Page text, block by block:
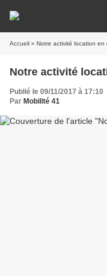
Accueil » Notre activité location en
Notre activité
Publié le 09/11/2017 à 17:10
Par Mobilité 41